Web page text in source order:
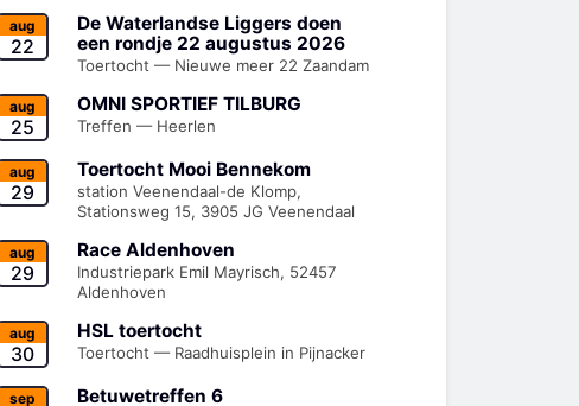
aug
22
De Waterlandse Liggers doen
een rondje 22 augustus 2026
Toertocht — Nieuwe meer 22 Zaandam
aug
25
OMNI SPORTIEF TILBURG
Treffen — Heerlen
aug
29
Toertocht Mooi Bennekom
station Veenendaal-de Klomp,
Stationsweg 15, 3905 JG Veenendaal
aug
29
Race Aldenhoven
Industriepark Emil Mayrisch, 52457
Aldenhoven
aug
30
HSL toertocht
Toertocht — Raadhuisplein in Pijnacker
sep Betuwetreffen 6